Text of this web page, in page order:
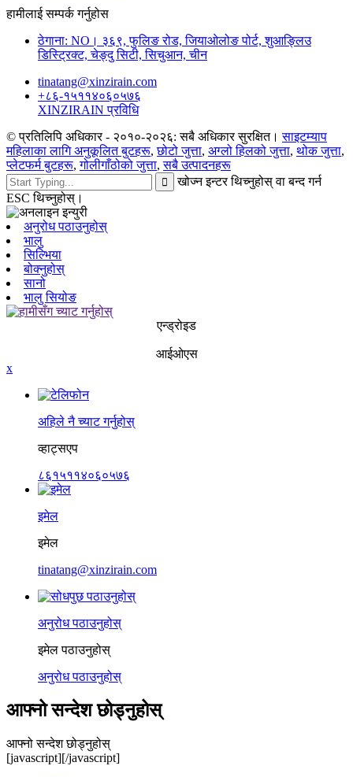
हामीलाई सम्पर्क गर्नुहोस
ठेगाना: NO। ३६९, फुलिङ रोड, जियाओलोङ पोर्ट, शुआङ्लिउ
डिस्ट्रिक्ट, चेङ्दु सिटी, सिचुआन, चीन
tinatang@xinzirain.com
+८६-१५११४०६०५७६
XINZIRAIN प्रविधि
© प्रतिलिपि अधिकार - २०१०-२०२६: सबै अधिकार सुरक्षित। साइटम्याप
महिलाका लागि अनुकूलित बुटहरू,छोटो जुत्ता, अग्लो हिलको जुत्ता, थोक जुत्ता,
प्लेटफर्म बुटहरू,गोलीगाँठोको जुत्ता,सबै उत्पादनहरू
खोज्न इन्टर थिच्नुहोस् वा बन्द गर्न
ESC थिच्नुहोस्।
अनुरोध पठाउनुहोस्
भालु
सिल्भिया
बोक्नुहोस्
सानो
भालु सियोङ
एन्ड्रोइड
आईओएस
x
अहिले नै च्याट गर्नुहोस्
व्हाट्सएप
८६१५११४०६०५७६
इमेल
इमेल
tinatang@xinzirain.com
अनुरोध पठाउनुहोस्
इमेल पठाउनुहोस्
अनुरोध पठाउनुहोस्
आफ्नो सन्देश छोड्नुहोस्
आफ्नो सन्देश छोड्नुहोस्
[javascript][/javascript]